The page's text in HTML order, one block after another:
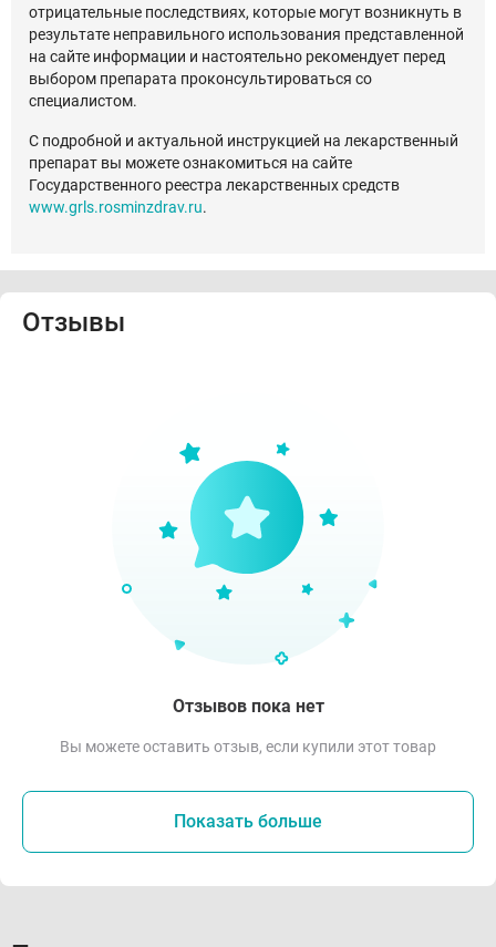
отрицательные последствиях, которые могут возникнуть в
результате неправильного использования представленной
на сайте информации и настоятельно рекомендует перед
выбором препарата проконсультироваться со
специалистом.
С подробной и актуальной инструкцией на лекарственный
препарат вы можете ознакомиться на сайте
Государственного реестра лекарственных средств
www.grls.rosminzdrav.ru.
Отзывы
Отзывов пока нет
Вы можете оставить отзыв, если купили этот товар
Показать больше